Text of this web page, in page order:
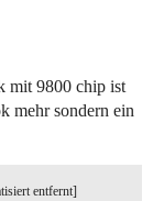
mit 9800 chip ist
mehr sondern ein
entfernt]